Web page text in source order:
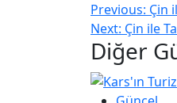
Previous: Çin
Next: Çin ile
Diğer